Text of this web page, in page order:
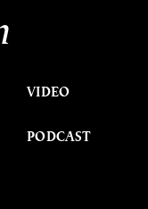
VIDEO
PODCAST